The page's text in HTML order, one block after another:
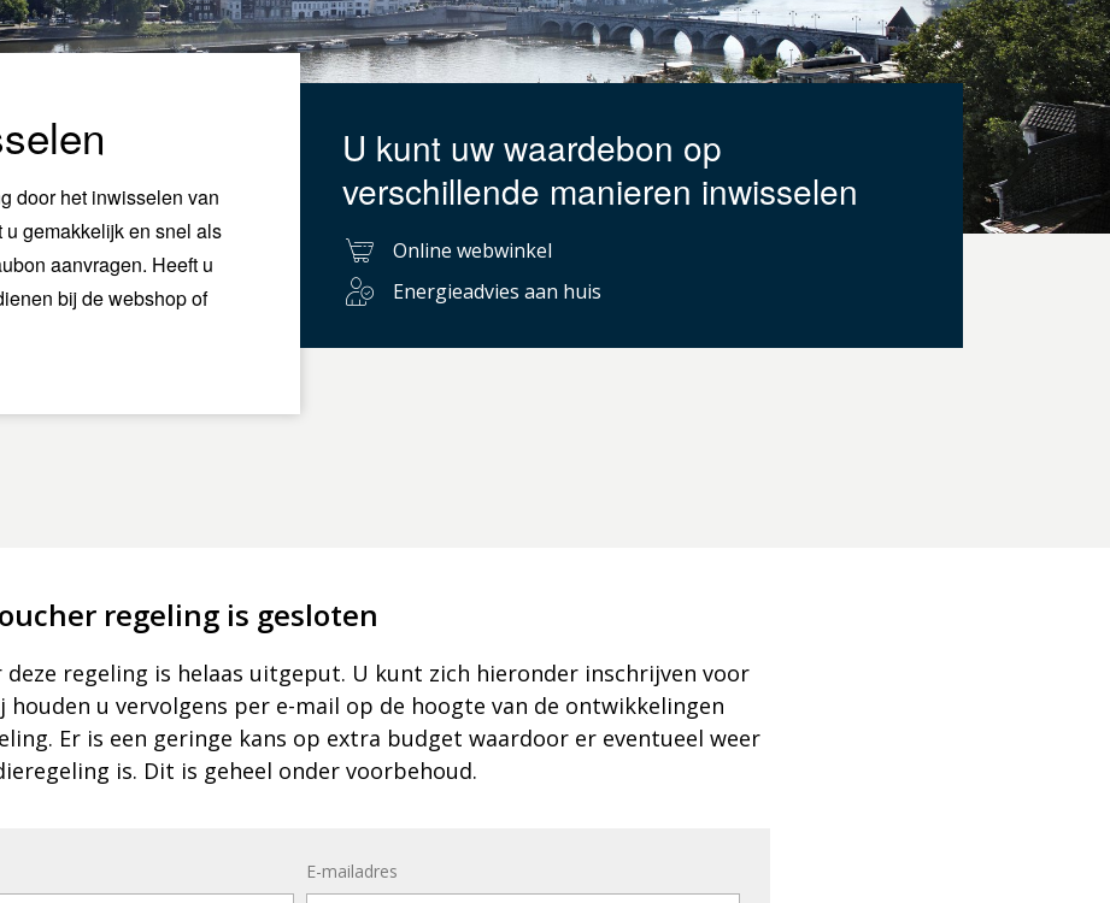
door het inwisselen van
gemakkelijk en snel als
aanvragen. Heeft u
bij de webshop of
U kunt uw waardebon op
verschillende manieren inwisselen
Online webwinkel
Energieadvies aan huis
regeling is gesloten
regeling is helaas uitgeput. U kunt zich hieronder inschrijven voor
houden u vervolgens per e-mail op de hoogte van de ontwikkelingen
Er is een geringe kans op extra budget waardoor er eventueel weer
is. Dit is geheel onder voorbehoud.
E-mailadres